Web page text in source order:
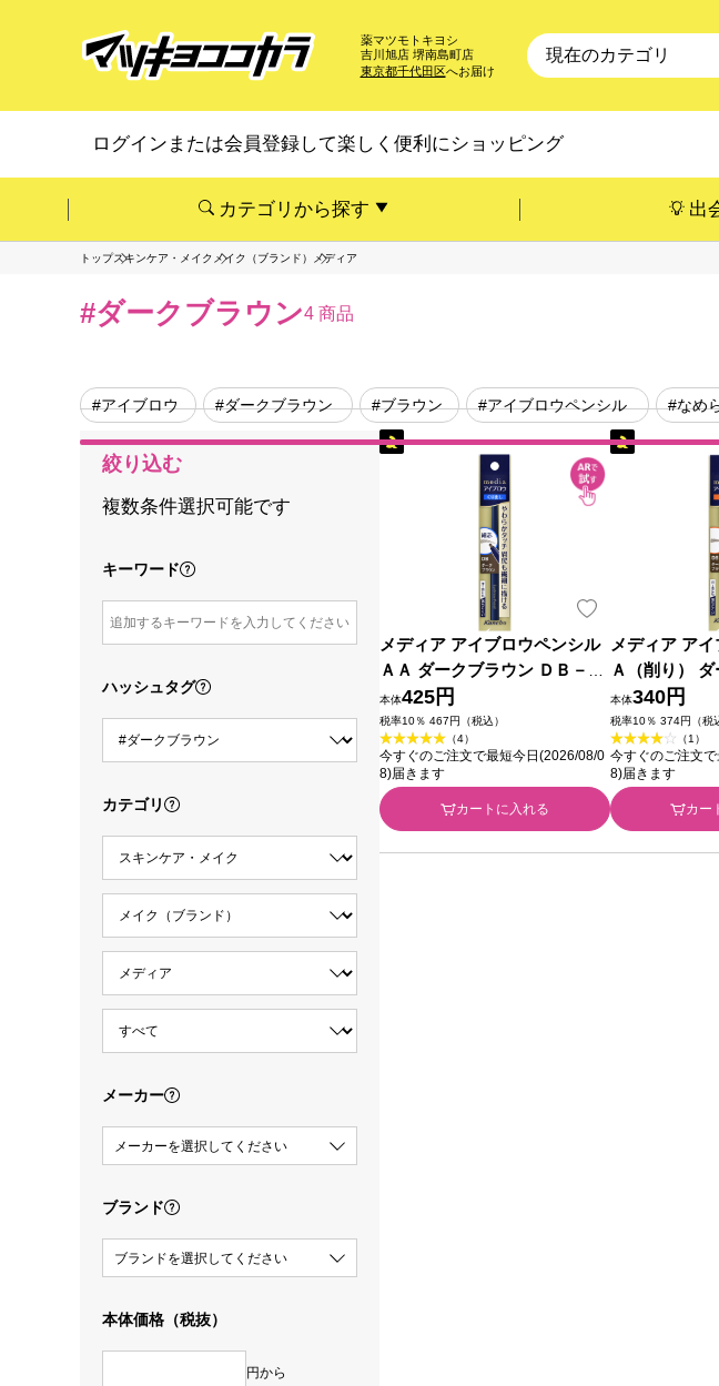
薬マツモトキヨシ
吉川旭店 堺南島町店
東京都千代田区へお届け
ログインまたは会員登録して楽しく便利にショッピング
カテゴリから探す 出
トップスキンケア・メイク メイク（ブランド） メディア
#ダークブラウン4 商品
#アイブロウ #ダークブラウン #ブラウン #アイブロウペンシル #なめ
絞り込む
複数条件選択可能です
キーワード
ハッシュタグ
カテゴリ
メーカー
メーカーを選択してください
ブランド
ブランドを選択してください
本体価格（税抜）
円から
メディア アイブロウペンシル
ＡＡ ダークブラウン ＤＢ－１
カネボウ化粧品
本体425円
税率10％ 467円（税込）
（4）
今すぐのご注文で最短今日(2026/08/0
8)届きます
カートに入れる
メディア ア
Ａ（削り） ダ
Ｂ カネボウ化
本体340円
税率10％ 374円（税
（1）
今すぐのご注文
8)届きます
カー